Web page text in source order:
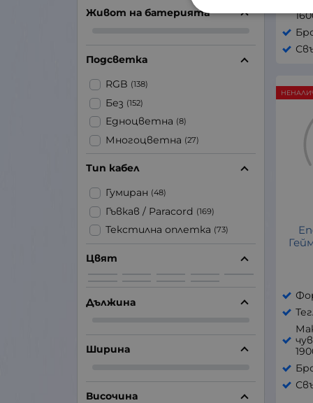
White Shark
Живот на батерията
Подсветка
RGB (138)
Без (152)
Едноцветна (8)
Многоцветна (27)
Тип кабел
Гумиран (48)
Гъвкав / Paracord (169)
Текстилна оплетка (73)
Цвят
Дължина
Ширина
Височина